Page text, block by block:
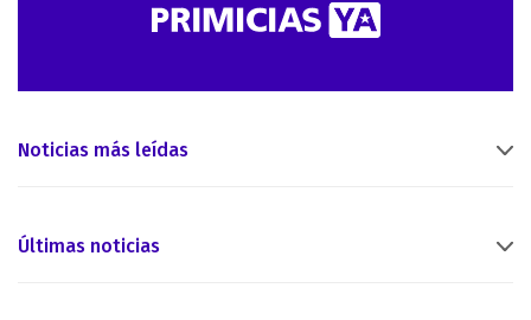
Noticias más leídas
Últimas noticias